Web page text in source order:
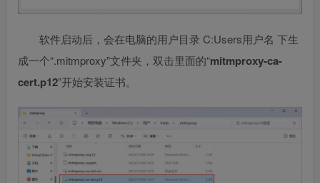
软件启动后，会在电脑的用户目录 C:Users用户名 下生
成一个“.mitmproxy”文件夹，双击里面的“mitmproxy-ca-
cert.p12”开始安装证书。